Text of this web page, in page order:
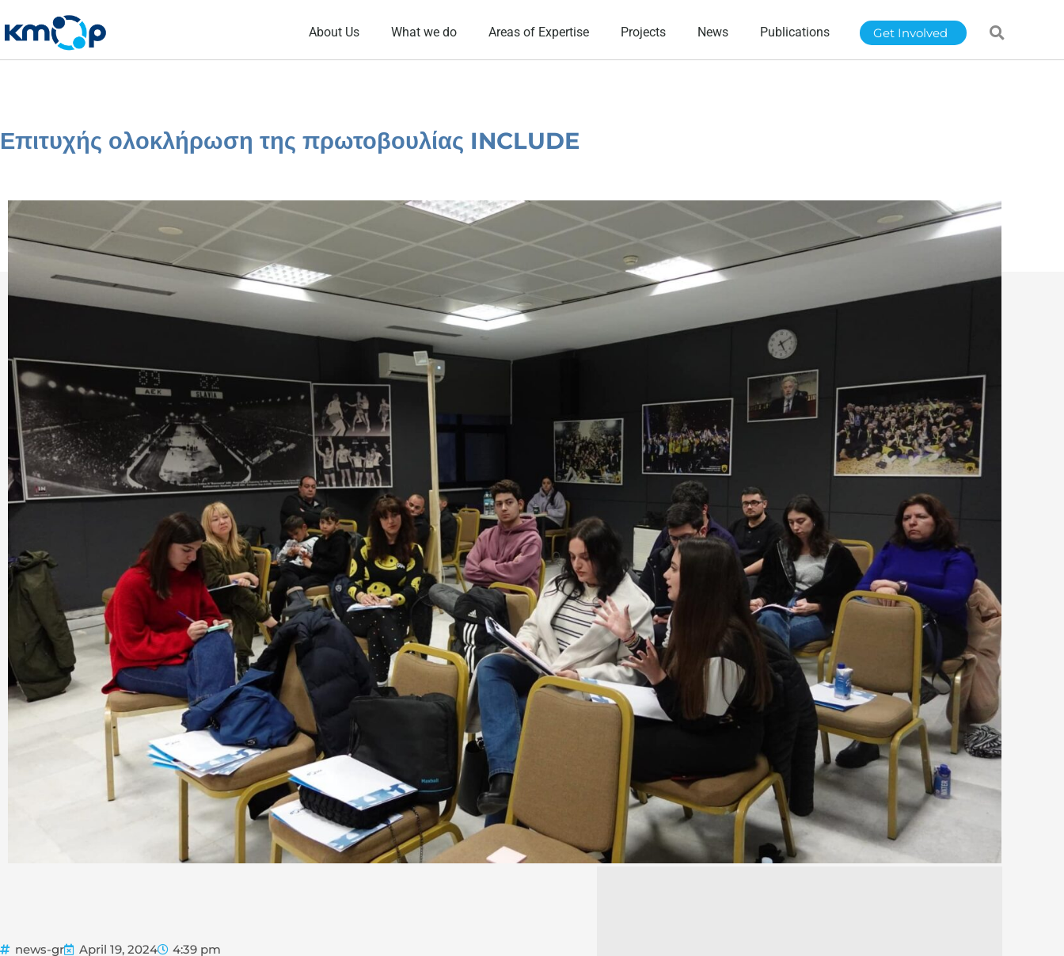
to
content
About Us What we do Areas of Expertise Projects News Publications Get Involved
Επιτυχής ολοκλήρωση της πρωτοβουλίας INCLUDE
news-gr April 19, 2024 4:39 pm